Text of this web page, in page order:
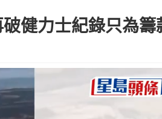
健力士紀錄只為籌